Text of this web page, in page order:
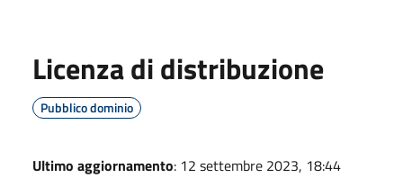
Licenza di distribuzione
Pubblico dominio
Ultimo aggiornamento: 12 settembre 2023, 18:44